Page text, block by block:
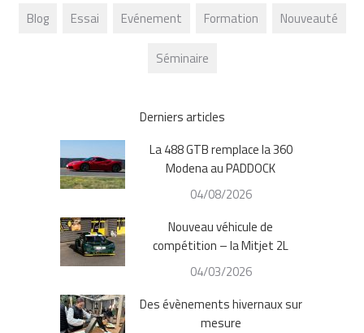
Blog Essai Evénement Formation Nouveauté
Séminaire
Derniers articles
La 488 GTB remplace la 360
Modena au PADDOCK
04/08/2026
Nouveau véhicule de
compétition – la Mitjet 2L
04/03/2026
Des évènements hivernaux sur
mesure